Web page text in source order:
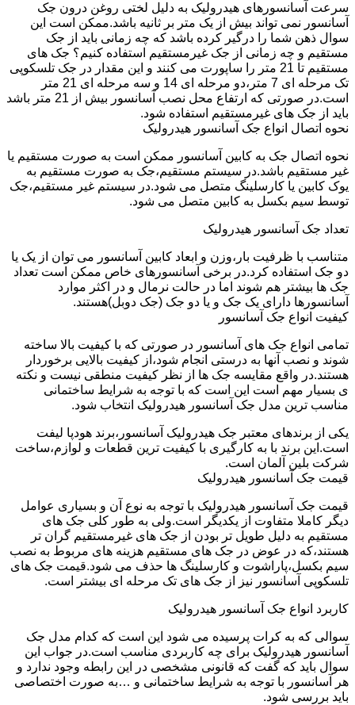
سرعت آسانسورهای هیدرولیک به دلیل لختی روغن درون جک
آسانسور نمی تواند بیش از یک متر بر ثانیه باشد.ممکن است این
سوال ذهن شما را درگیر کرده باشد که چه زمانی باید از جک
مستقیم و چه زمانی از جک غیرمستقیم استفاده کنیم؟ جک های
مستقیم تا 21 متر را ساپورت می کنند و این مقدار در جک تلسکوپی
تک مرحله ای 7 متر،دو مرحله ای 14 و سه مرحله ای 21 متر
است.در صورتی که ارتفاع محل نصب آسانسور بیش از 21 متر باشد
باید از جک های غیرمستقیم استفاده شود.
نحوه اتصال انواع جک آسانسور هیدرولیک
نحوه اتصال جک به کابین آسانسور ممکن است به صورت مستقیم یا
غیر مستقیم باشد.در سیستم مستقیم،جک به صورت مستقیم به
یوک کابین یا کارسلینگ متصل می شود.در سیستم غیر مستقیم،جک
توسط سیم بکسل به کابین متصل می شود.
تعداد جک آسانسور هیدرولیک
متناسب با ظرفیت بار،وزن و ابعاد کابین آسانسور می توان از یک یا
دو جک استفاده کرد.در برخی آسانسورهای خاص ممکن است تعداد
جک ها بیشتر هم شوند اما در حالت نرمال و در اکثر موارد
آسانسورها دارای یک جک و یا دو جک (جک دوبل)هستند.
کیفیت انواع جک آسانسور
تمامی انواع جک های آسانسور در صورتی که با کیفیت بالا ساخته
شوند و نصب آنها به درستی انجام شود،از کیفیت بالایی برخوردار
هستند.در واقع مقایسه جک ها از نظر کیفیت منطقی نیست و نکته
ی بسیار مهم است این است که با توجه به شرایط ساختمانی
مناسب ترین مدل جک آسانسور هیدرولیک انتخاب شود.
یکی از برندهای معتبر جک هیدرولیک آسانسور،برند هودپا لیفت
است.این برند با به کارگیری با کیفیت ترین قطعات و لوازم،ساخت
شرکت بلین آلمان است.
قیمت جک آسانسور هیدرولیک
قیمت جک آسانسور هیدرولیک با توجه به نوع آن و بسیاری عوامل
دیگر کاملا متفاوت از یکدیگر است.ولی به طور کلی جک های
مستقیم به دلیل طویل تر بودن از جک های غیرمستقیم گران تر
هستند،که در عوض در جک های مستقیم هزینه های مربوط به نصب
سیم بکسل،پاراشوت و کارسلینگ ها حذف می شود.قیمت جک های
تلسکوپی آسانسور نیز از جک های تک مرحله ای بیشتر است.
کاربرد انواع جک آسانسور هیدرولیک
سوالی که به کرات پرسیده می شود این است که کدام مدل جک
آسانسور هیدرولیک برای چه کاربردی مناسب است.در جواب این
سوال باید که گفت که قانونی مشخصی در این رابطه وجود ندارد و
هر آسانسور با توجه به شرایط ساختمانی و …به صورت اختصاصی
باید بررسی شود.